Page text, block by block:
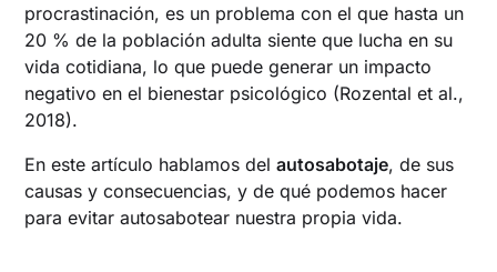
procrastinación, es un problema con el que hasta un
20 % de la población adulta siente que lucha en su
vida cotidiana, lo que puede generar un impacto
negativo en el bienestar psicológico (Rozental et al.,
2018).
En este artículo hablamos delautosabotaje, de sus
causas y consecuencias, y de qué podemos hacer
para evitar autosabotear nuestra propia vida.